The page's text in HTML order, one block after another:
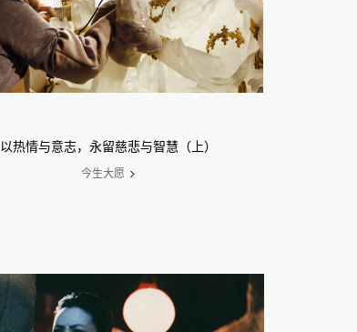
以热情与意志，永留慈悲与智慧（上）
今生大愿